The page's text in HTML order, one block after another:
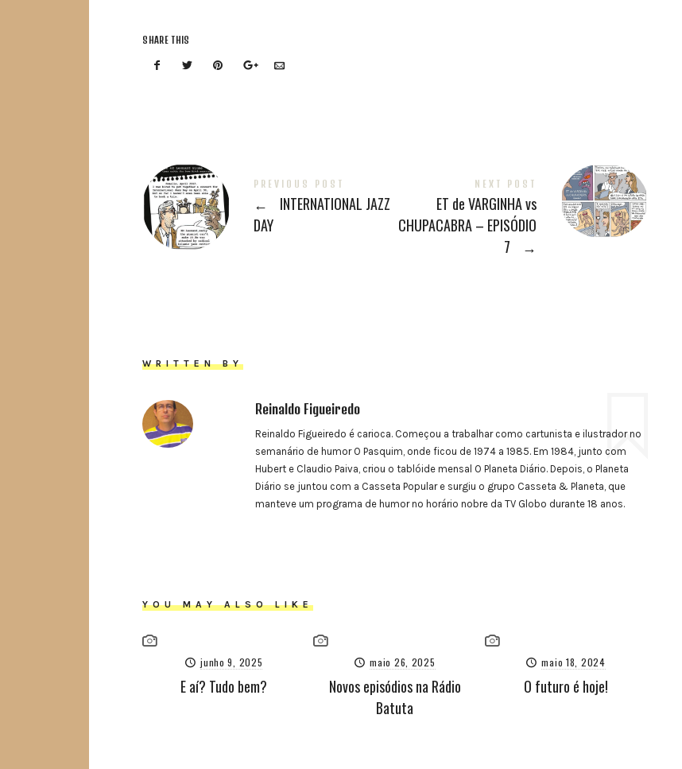
SHARE THIS
PREVIOUS POST
←
INTERNATIONAL JAZZ
DAY
NEXT POST
ET de VARGINHA vs
CHUPACABRA – EPISÓDIO
7
→
WRITTEN BY
Reinaldo Figueiredo
Reinaldo Figueiredo é carioca. Começou a trabalhar como cartunista e ilustrador no
semanário de humor O Pasquim, onde ficou de 1974 a 1985. Em 1984, junto com
Hubert e Claudio Paiva, criou o tablóide mensal O Planeta Diário. Depois, o Planeta
Diário se juntou com a Casseta Popular e surgiu o grupo Casseta & Planeta, que
manteve um programa de humor no horário nobre da TV Globo durante 18 anos.
YOU MAY ALSO LIKE
junho 9, 2025
E aí? Tudo bem?
maio 26, 2025
Novos episódios na Rádio
Batuta
maio 18, 2024
O futuro é hoje!